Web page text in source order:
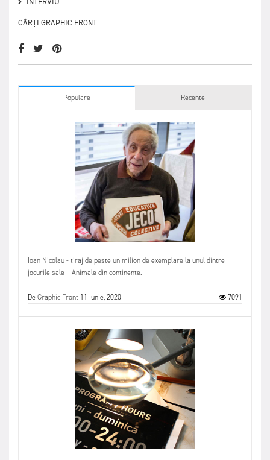
CĂRȚI GRAPHIC FRONT
Populare Recente
Ioan Nicolau - tiraj de peste un milion de exemplare la unul dintre
jocurile sale – Animale din continente.
DeGraphic Front 11 Iunie, 2020 7091